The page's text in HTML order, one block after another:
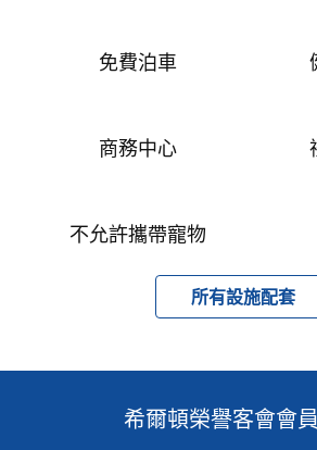
免費泊車
商務中心
不允許攜帶寵物
所有設施配套
希爾頓榮譽客會會